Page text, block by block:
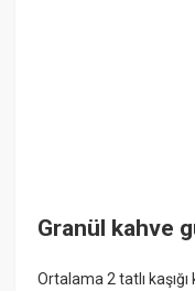
Granül kahve
Ortalama 2 tatlı